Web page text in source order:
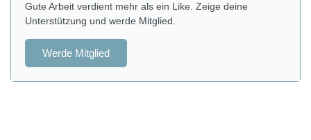
Gute Arbeit verdient mehr als ein Like. Zeige deine
Unterstützung und werde Mitglied.
Werde Mitglied